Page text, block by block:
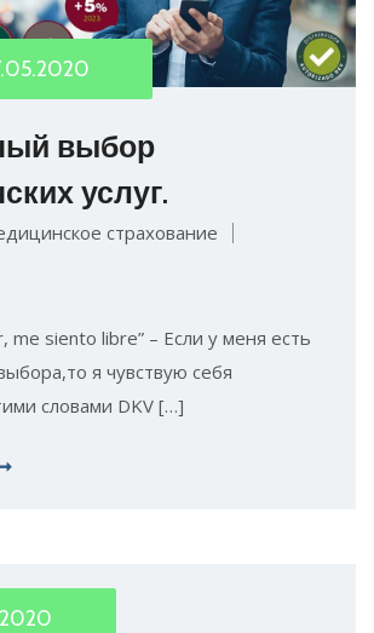
выбор
услуг.
страхование
me siento libre” – Если у меня есть
я чувствую себя
словами DKV […]